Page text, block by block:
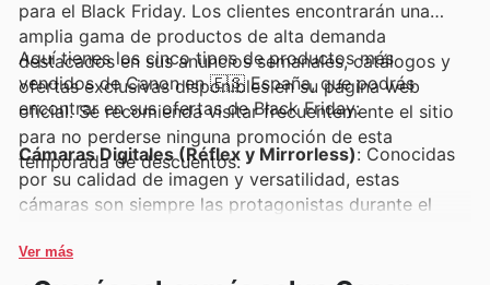
para el Black Friday. Los clientes encontrarán una
amplia gama de productos de alta demanda
destacados en sus anuncios semanales, catálogos y
ofertas exclusivas disponibles en su página web
oficial. Se recomienda visitar frecuentemente el sitio
para no perderse ninguna promoción de esta
temporada de descuentos.
Aquí tienes los cinco tipos de productos más
vendidos de Canon en 🇪🇸 España, que podrás
encontrar en sus ofertas de Black Friday:
Cámaras Digitales (Réflex y Mirrorless): Conocidas
por su calidad de imagen y versatilidad, estas
cámaras son siempre las protagonistas durante el
profesionales buscan activamente las últimas
novedades y modelos populares, encontrando
Ver más